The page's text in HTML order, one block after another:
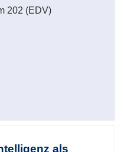
202 (EDV)
als